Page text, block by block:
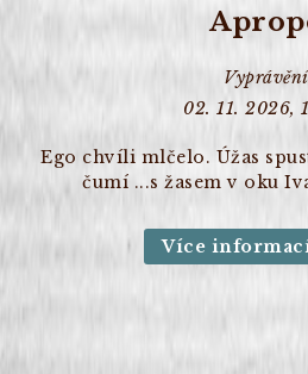
Vyprávění
02. 11. 2026,
Ego chvíli mlčelo. Úžas
čumí ...s žasem v oku
Více